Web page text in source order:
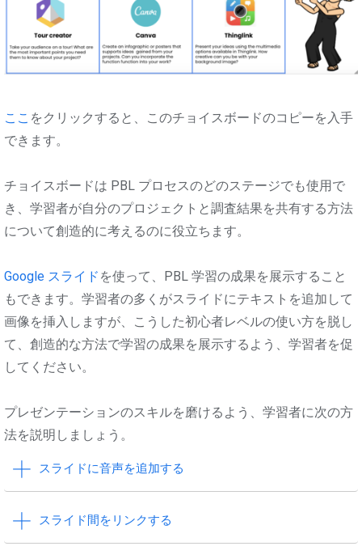
ここ をクリックすると、このチョイスボードのコピーを入手
できます。
チョイスボードは PBL プロセスのどのステージでも使用で
き、学習者が自分のプロジェクトと調査結果を共有する方法
について創造的に考えるのに役立ちます。
Google スライド を使って、PBL 学習の成果を展示すること
もできます。学習者の多くがスライドにテキストを追加して
画像を挿入しますが、こうした初心者レベルの使い方を脱し
て、創造的な方法で学習の成果を展示するよう、学習者を促
してください。
プレゼンテーションのスキルを磨けるよう、学習者に次の方
法を説明しましょう。
スライドに音声を追加する
スライド間をリンクする